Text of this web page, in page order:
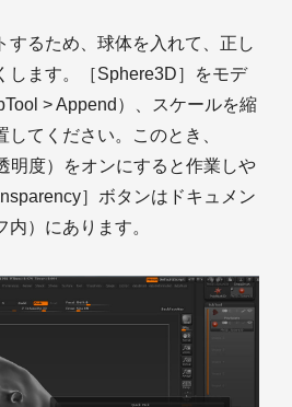
するため、球体を入れて、正し
します。［Sphere3D］をモデ
> Append）、スケールを縮
てください。このとき、
明度）をオンにすると作業しや
］ボタンはドキュメン
内）にあります。